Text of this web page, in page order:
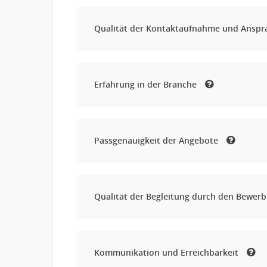
Qualität der Kontaktaufnahme und
Erfahrung in der Branche
Passgenauigkeit der Angebote
Qualität der Begleitung durch den
Kommunikation und Erreichbarkeit